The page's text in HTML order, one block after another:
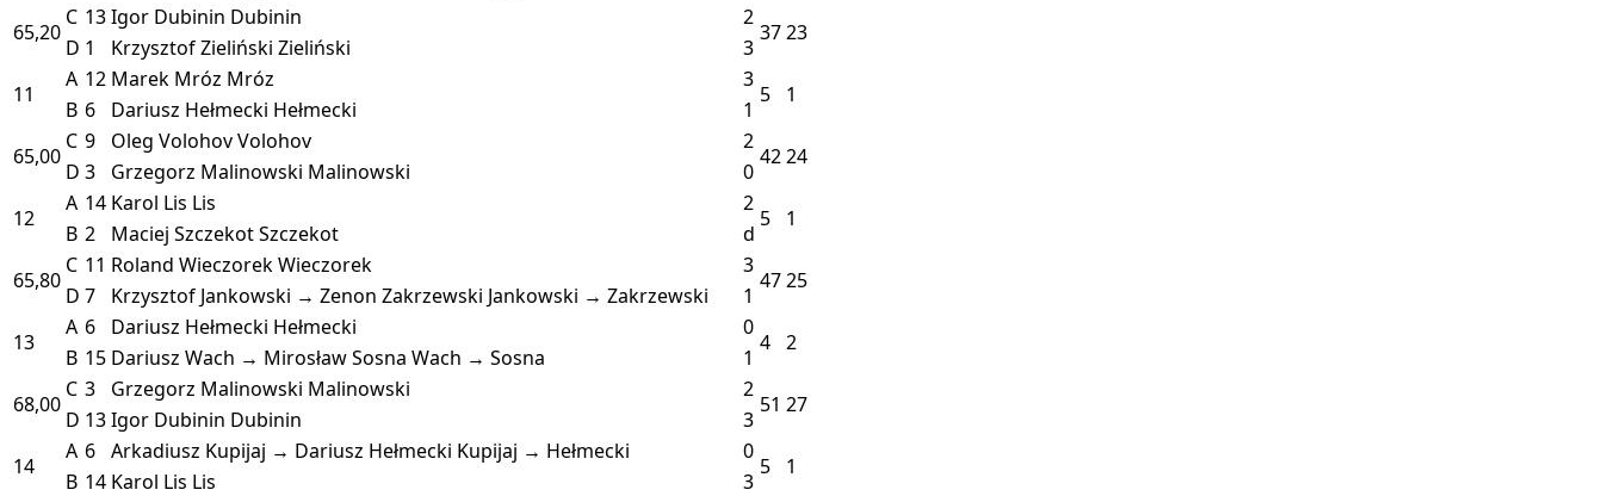
65,20
C 13Igor Dubinin Dubinin 2
3723
D 1 Krzysztof Zieliński Zieliński
3
11
A 12 Marek Mróz Mróz 3
5 1
B 6 Dariusz Hełmecki Hełmecki
1
65,00
C 9 Oleg VolohovVolohov 2
4224
D 3 Grzegorz Malinowski Malinowski
0
12
A 14 Karol Lis Lis 2
5 1
B 2 Maciej SzczekotSzczekot
d
65,80
C 11 Roland WieczorekWieczorek 3
4725
D 7 Krzysztof Jankowski → Zenon Zakrzewski Jankowski → Zakrzewski
1
13
A 6 Dariusz Hełmecki Hełmecki 0
4 2
B 15 Dariusz Wach → Mirosław Sosna Wach → Sosna
1
68,00
C 3 Grzegorz Malinowski Malinowski 2
51 27
D 13Igor Dubinin Dubinin
3
14
A 6 Arkadiusz Kupijaj → Dariusz Hełmecki Kupijaj → Hełmecki 0
5 1
B 14 Karol Lis Lis
3